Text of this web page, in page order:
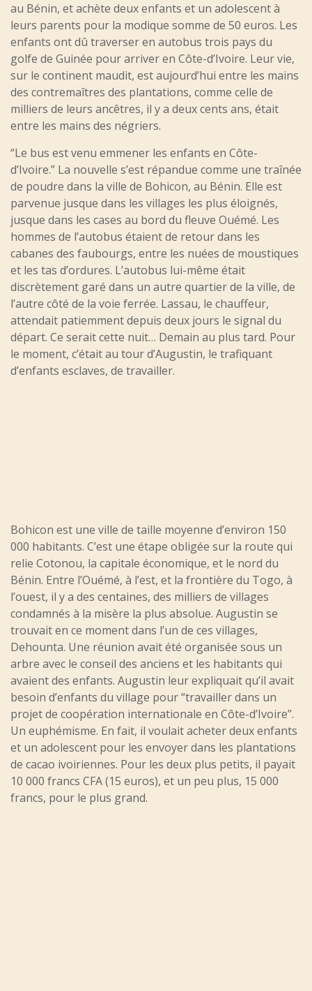
au Bénin, et achète deux enfants et un adolescent à
leurs parents pour la modique somme de 50 euros. Les
enfants ont dû traverser en autobus trois pays du
golfe de Guinée pour arriver en Côte-d’Ivoire. Leur vie,
sur le continent maudit, est aujourd’hui entre les mains
des contremaîtres des plantations, comme celle de
milliers de leurs ancêtres, il y a deux cents ans, était
entre les mains des négriers.
“Le bus est venu emmener les enfants en Côte-
d’Ivoire.” La nouvelle s’est répandue comme une traînée
de poudre dans la ville de Bohicon, au Bénin. Elle est
parvenue jusque dans les villages les plus éloignés,
jusque dans les cases au bord du fleuve Ouémé. Les
hommes de l’autobus étaient de retour dans les
cabanes des faubourgs, entre les nuées de moustiques
et les tas d’ordures. L’autobus lui-même était
discrètement garé dans un autre quartier de la ville, de
l’autre côté de la voie ferrée. Lassau, le chauffeur,
attendait patiemment depuis deux jours le signal du
départ. Ce serait cette nuit… Demain au plus tard. Pour
le moment, c’était au tour d’Augustin, le trafiquant
d’enfants esclaves, de travailler.
Bohicon est une ville de taille moyenne d’environ 150
000 habitants. C’est une étape obligée sur la route qui
relie Cotonou, la capitale économique, et le nord du
Bénin. Entre l’Ouémé, à l’est, et la frontière du Togo, à
l’ouest, il y a des centaines, des milliers de villages
condamnés à la misère la plus absolue. Augustin se
trouvait en ce moment dans l’un de ces villages,
Dehounta. Une réunion avait été organisée sous un
arbre avec le conseil des anciens et les habitants qui
avaient des enfants. Augustin leur expliquait qu’il avait
besoin d’enfants du village pour “travailler dans un
projet de coopération internationale en Côte-d’Ivoire”.
Un euphémisme. En fait, il voulait acheter deux enfants
et un adolescent pour les envoyer dans les plantations
de cacao ivoiriennes. Pour les deux plus petits, il payait
10 000 francs CFA (15 euros), et un peu plus, 15 000
francs, pour le plus grand.